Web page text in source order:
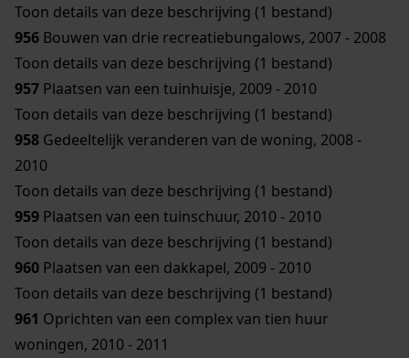
Toon details van deze beschrijving (1 bestand)
956 Bouwen van drie recreatiebungalows, 2007 - 2008
Toon details van deze beschrijving (1 bestand)
957 Plaatsen van een tuinhuisje, 2009 - 2010
Toon details van deze beschrijving (1 bestand)
958 Gedeeltelijk veranderen van de woning, 2008 -
2010
Toon details van deze beschrijving (1 bestand)
959 Plaatsen van een tuinschuur, 2010 - 2010
Toon details van deze beschrijving (1 bestand)
960 Plaatsen van een dakkapel, 2009 - 2010
Toon details van deze beschrijving (1 bestand)
961 Oprichten van een complex van tien huur
woningen, 2010 - 2011